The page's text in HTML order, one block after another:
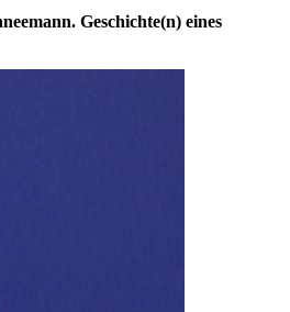
Geschichte(n) eines